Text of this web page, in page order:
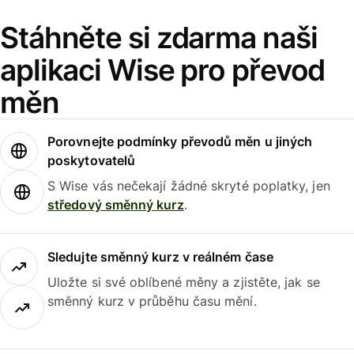
Stáhněte si zdarma naši
aplikaci Wise pro převod
měn
Porovnejte podmínky převodů měn u jiných
poskytovatelů
S Wise vás nečekají žádné skryté poplatky, jen
středový směnný kurz.
Sledujte směnný kurz v reálném čase
Uložte si své oblíbené měny a zjistěte, jak se
směnný kurz v průběhu času mění.